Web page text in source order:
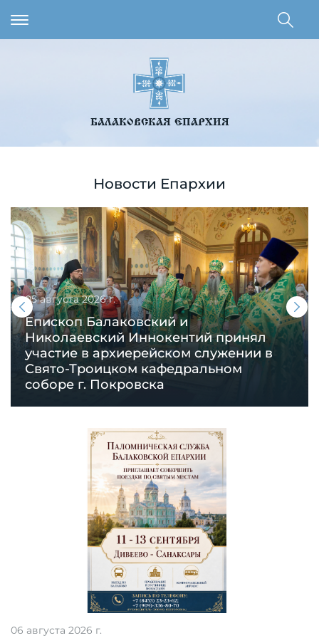
БАЛАКОВСКАЯ ЕПАРХИЯ
Новости Епархии
05 августа 2026 г.
Епископ Балаковский и
Николаевский Иннокентий принял
участие в архиерейском служении в
Свято-Троицком кафедральном
соборе г. Покровска
06 августа 2026 г.